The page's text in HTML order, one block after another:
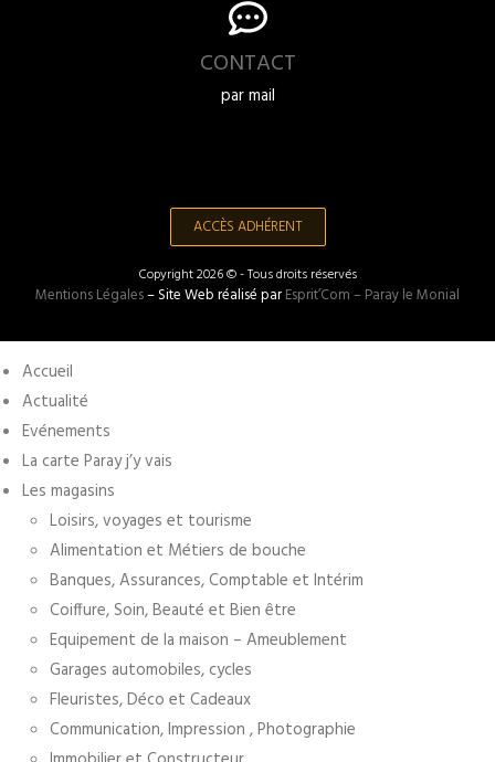
CONTACT
par mail
ACCÈS ADHÉRENT
Copyright 2026 © - Tous droits réservés
Mentions Légales– Site Web réalisé parEsprit’Com – Paray le Monial
Accueil
Actualité
Evénements
La carte Paray j’y vais
Les magasins
Loisirs, voyages et tourisme
Alimentation et Métiers de bouche
Banques, Assurances, Comptable et Intérim
Coiffure, Soin, Beauté et Bien être
Equipement de la maison – Ameublement
Garages automobiles, cycles
Fleuristes, Déco et Cadeaux
Communication, Impression , Photographie